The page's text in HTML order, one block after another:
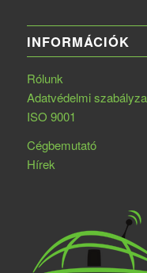
INFORMÁCIÓK
Rólunk
Adatvédelmi
ISO 9001
Cégbemutató
Hírek